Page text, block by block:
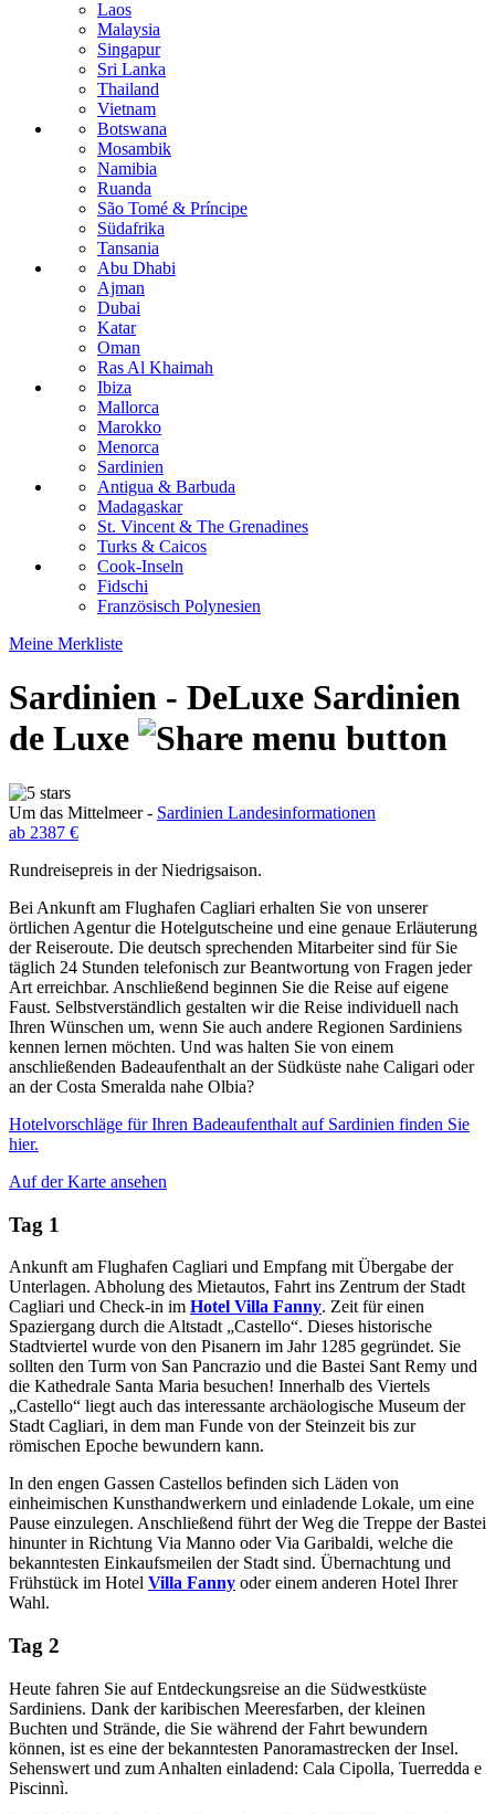
Laos
Malaysia
Singapur
Sri Lanka
Thailand
Vietnam
Botswana
Mosambik
Namibia
Ruanda
São Tomé & Príncipe
Südafrika
Tansania
Abu Dhabi
Ajman
Dubai
Katar
Oman
Ras Al Khaimah
Ibiza
Mallorca
Marokko
Menorca
Sardinien
Antigua & Barbuda
Madagaskar
St. Vincent & The Grenadines
Turks & Caicos
Cook-Inseln
Fidschi
Französisch Polynesien
Meine Merkliste
Sardinien - DeLuxe Sardinien
de Luxe
Um das Mittelmeer - Sardinien Landesinformationen
ab 2387 €
Rundreisepreis in der Niedrigsaison.
Bei Ankunft am Flughafen Cagliari erhalten Sie von unserer
örtlichen Agentur die Hotelgutscheine und eine genaue Erläuterung
der Reiseroute. Die deutsch sprechenden Mitarbeiter sind für Sie
täglich 24 Stunden telefonisch zur Beantwortung von Fragen jeder
Art erreichbar. Anschließend beginnen Sie die Reise auf eigene
Faust. Selbstverständlich gestalten wir die Reise individuell nach
Ihren Wünschen um, wenn Sie auch andere Regionen Sardiniens
kennen lernen möchten. Und was halten Sie von einem
anschließenden Badeaufenthalt an der Südküste nahe Caligari oder
an der Costa Smeralda nahe Olbia?
Hotelvorschläge für Ihren Badeaufenthalt auf Sardinien finden Sie
hier.
Auf der Karte ansehen
Tag 1
Ankunft am Flughafen Cagliari und Empfang mit Übergabe der
Unterlagen. Abholung des Mietautos, Fahrt ins Zentrum der Stadt
Cagliari und Check-in im Hotel Villa Fanny. Zeit für einen
Spaziergang durch die Altstadt „Castello“. Dieses historische
Stadtviertel wurde von den Pisanern im Jahr 1285 gegründet. Sie
sollten den Turm von San Pancrazio und die Bastei Sant Remy und
die Kathedrale Santa Maria besuchen! Innerhalb des Viertels
„Castello“ liegt auch das interessante archäologische Museum der
Stadt Cagliari, in dem man Funde von der Steinzeit bis zur
römischen Epoche bewundern kann.
In den engen Gassen Castellos befinden sich Läden von
einheimischen Kunsthandwerkern und einladende Lokale, um eine
Pause einzulegen. Anschließend führt der Weg die Treppe der Bastei
hinunter in Richtung Via Manno oder Via Garibaldi, welche die
bekanntesten Einkaufsmeilen der Stadt sind. Übernachtung und
Frühstück im Hotel Villa Fanny oder einem anderen Hotel Ihrer
Wahl.
Tag 2
Heute fahren Sie auf Entdeckungsreise an die Südwestküste
Sardiniens. Dank der karibischen Meeresfarben, der kleinen
Buchten und Strände, die Sie während der Fahrt bewundern
können, ist es eine der bekanntesten Panoramastrecken der Insel.
Sehenswert und zum Anhalten einladend: Cala Cipolla, Tuerredda e
Piscinnì.